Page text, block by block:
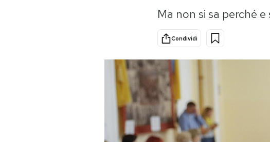
Altrecose
Mondiali calcio 2026
Ma non si sa perché
Condividi